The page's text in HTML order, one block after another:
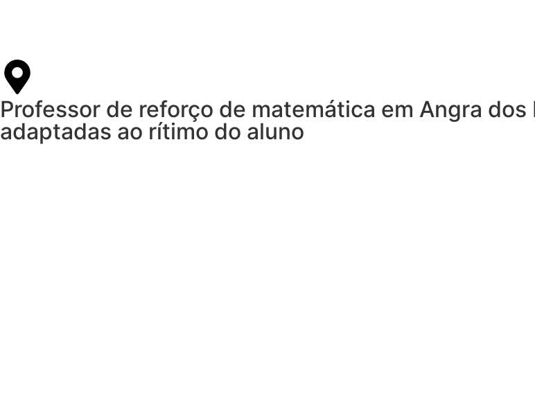
Professor de reforço de matemática em Angra
adaptadas ao rítimo do aluno